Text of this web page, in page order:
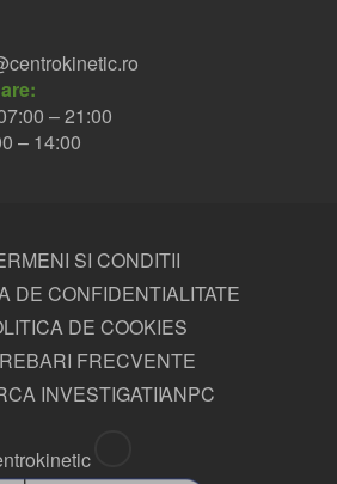
– 21:00
– 14:00
SI CONDITII
DE CONFIDENTIALITATE
DE COOKIES
FRECVENTE
INVESTIGATIIANPC